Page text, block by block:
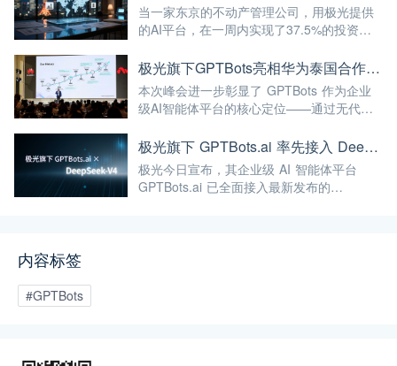
当一家东京的不动产管理公司，用极光提供
的AI平台，在一周内实现了37.5%的投资回
正的"能力出海"。
极光旗下GPTBots亮相华为泰国合作伙伴峰会，带来让流量真正转化为业绩的AI解决方案
本次峰会进一步彰显了 GPTBots 作为企业
级AI智能体平台的核心定位——通过无代码
力，帮助企业将AI能力真正落地于实际业务
场景，而非停留在概念层面。
极光旗下 GPTBots.ai 率先接入 DeepSeek-V4 Preview：百万级上下文与新一代智能体 AI 赋能企业用户
极光今日宣布，其企业级 AI 智能体平台
GPTBots.ai 已全面接入最新发布的
内容标签
#GPTBots